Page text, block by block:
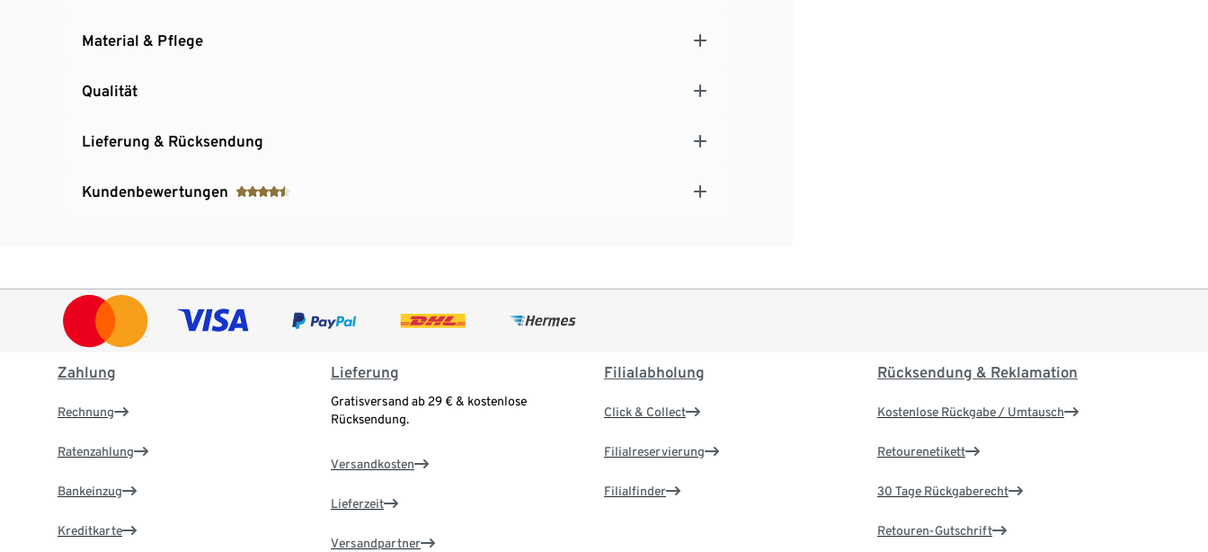
Material & Pflege
Qualität
Lieferung & Rücksendung
Kundenbewertungen
Zahlung
Rechnung
Ratenzahlung
Bankeinzug
Kreditkarte
Lieferung
Gratisversand ab 29 € & kostenlose
Rücksendung.
Versandkosten
Lieferzeit
Versandpartner
Filialabholung
Click & Collect
Filialreservierung
Filialfinder
Rücksendung & Reklamation
Kostenlose Rückgabe / Umtausch
Retourenetikett
30 Tage Rückgaberecht
Retouren-Gutschrift